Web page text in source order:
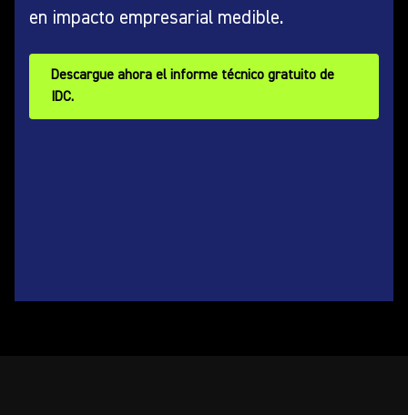
en impacto empresarial medible.
Descargue ahora el informe técnico gratuito de
IDC.